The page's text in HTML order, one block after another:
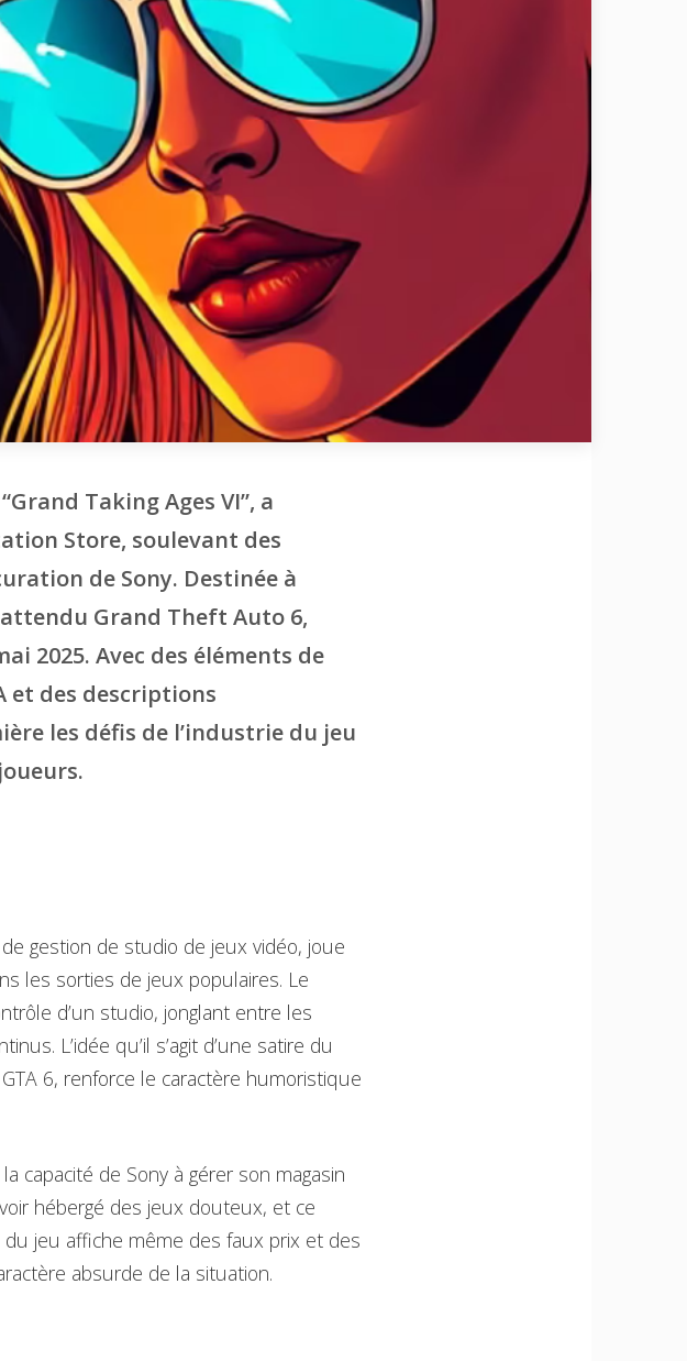
Taking Ages VI”, a
Store, soulevant des
de Sony. Destinée à
Grand Theft Auto 6,
2025. Avec des éléments de
et des descriptions
les défis de l’industrie du jeu
gestion de studio de jeux vidéo, joue
les sorties de jeux populaires. Le
d’un studio, jonglant entre les
L’idée qu’il s’agit d’une satire du
6, renforce le caractère humoristique
capacité de Sony à gérer son magasin
hébergé des jeux douteux, et ce
jeu affiche même des faux prix et des
absurde de la situation.